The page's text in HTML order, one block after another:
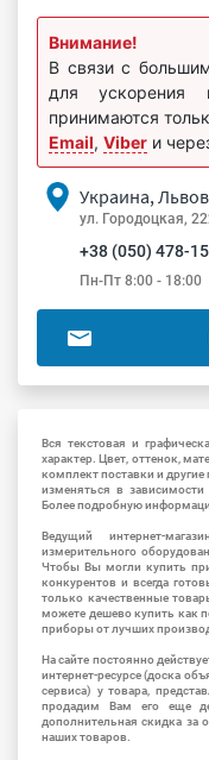
Внимание!
В связи с
для ускорения
принимаются
Email, Viber и
Украина, Львов
ул. Городоцкая,
+38 (050) 478-
Пн-Пт 8:00 - 18:00
Вся текстовая и
характер. Цвет, оттенок,
комплект поставки и другие
изменяться в
Более подробную
Ведущий интернет-
измерительного
Чтобы Вы могли купить
конкурентов и всегда
только качественные
можете дешево купить как
приборы от лучших
На сайте постоянно
интернет-ресурсе (доска
сервиса) у товара,
продадим Вам его еще
дополнительная скидка за
наших товаров.